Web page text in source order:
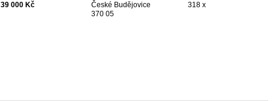
39 000 Kč
České Budějovice
370 05
318 x